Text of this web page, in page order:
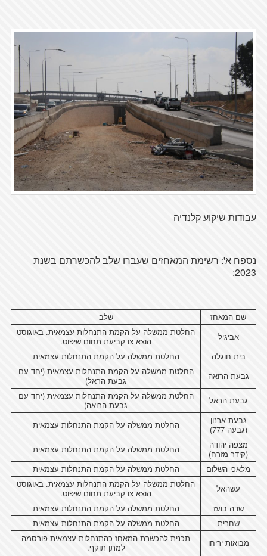
עבודות שיקוע קלנדיה
נספח א': רשימת המאחזים שעברו שלב להכשרתם בשנת
2023:
שם המאחז
שלב
אביגיל
החלטת ממשלה על הקמת התנחלות עצמאית. באוגוסט
הוצא צו קביעת תחום שיפוט.
בית חוגלה
החלטת ממשלה על הקמת התנחלות עצמאית
גבעת הרואה
החלטת ממשלה על הקמת התנחלות עצמאית (יחד עם
גבעת הראל)
גבעת הראל
החלטת ממשלה על הקמת התנחלות עצמאית (יחד עם
גבעת הרואה)
גבעת ארנון
(גבעה 777)
החלטת ממשלה על הקמת התנחלות עצמאית
מצפה יהודה
(קידר מזרח)
החלטת ממשלה על הקמת התנחלות עצמאית
מלאכי השלום
החלטת ממשלה על הקמת התנחלות עצמאית
עשהאל
החלטת ממשלה על הקמת התנחלות עצמאית. באוגוסט
הוצא צו קביעת תחום שיפוט.
שדה בועז
החלטת ממשלה על הקמת התנחלות עצמאית
שחרית
החלטת ממשלה על הקמת התנחלות עצמאית
מבואות יריחו
תכנית להכשרת המאחז כהתנחלות עצמאית פורסמה
למתן תוקף.